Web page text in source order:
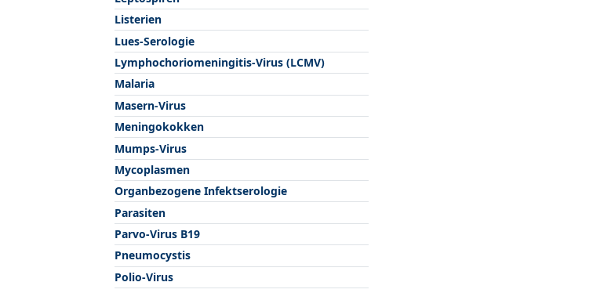
Listerien
Lues-Serologie
Lymphochoriomeningitis-Virus (LCMV)
Malaria
Masern-Virus
Meningokokken
Mumps-Virus
Mycoplasmen
Organbezogene Infektserologie
Parasiten
Parvo-Virus B19
Pneumocystis
Polio-Virus